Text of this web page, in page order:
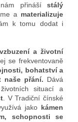
nám přinášístálý
a materializuje
k tomu dodat i
a životní
se frekventovaně
bohatství a
naše přání. Dává
situací a
. V Tradiční čínské
jakokámen
schopnosti se